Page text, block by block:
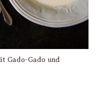
Gado-Gado und